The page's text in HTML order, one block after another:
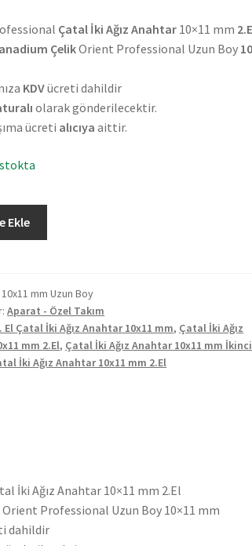
Çatal İki Ağız Anahtar 10×11 mm
ÇelikOrient Professional Uzun Boy
KDVücreti dahildir
olarak gönderilecektir.
ücreti alıcıya aittir.
Ekle
10x11 mm Uzun Boy
Aparat - Özel Takım
El Çatal İki Ağız Anahtar 10x11 mm, Çatal İki Ağız
mm 2.El, Çatal İki Ağız Anahtar 10x11 mm
İki Ağız Anahtar 10x11 mm 2.El
İki Ağız Anahtar 10×11 mm 2.El
Professional Uzun Boy 10×11 mm
dahildir